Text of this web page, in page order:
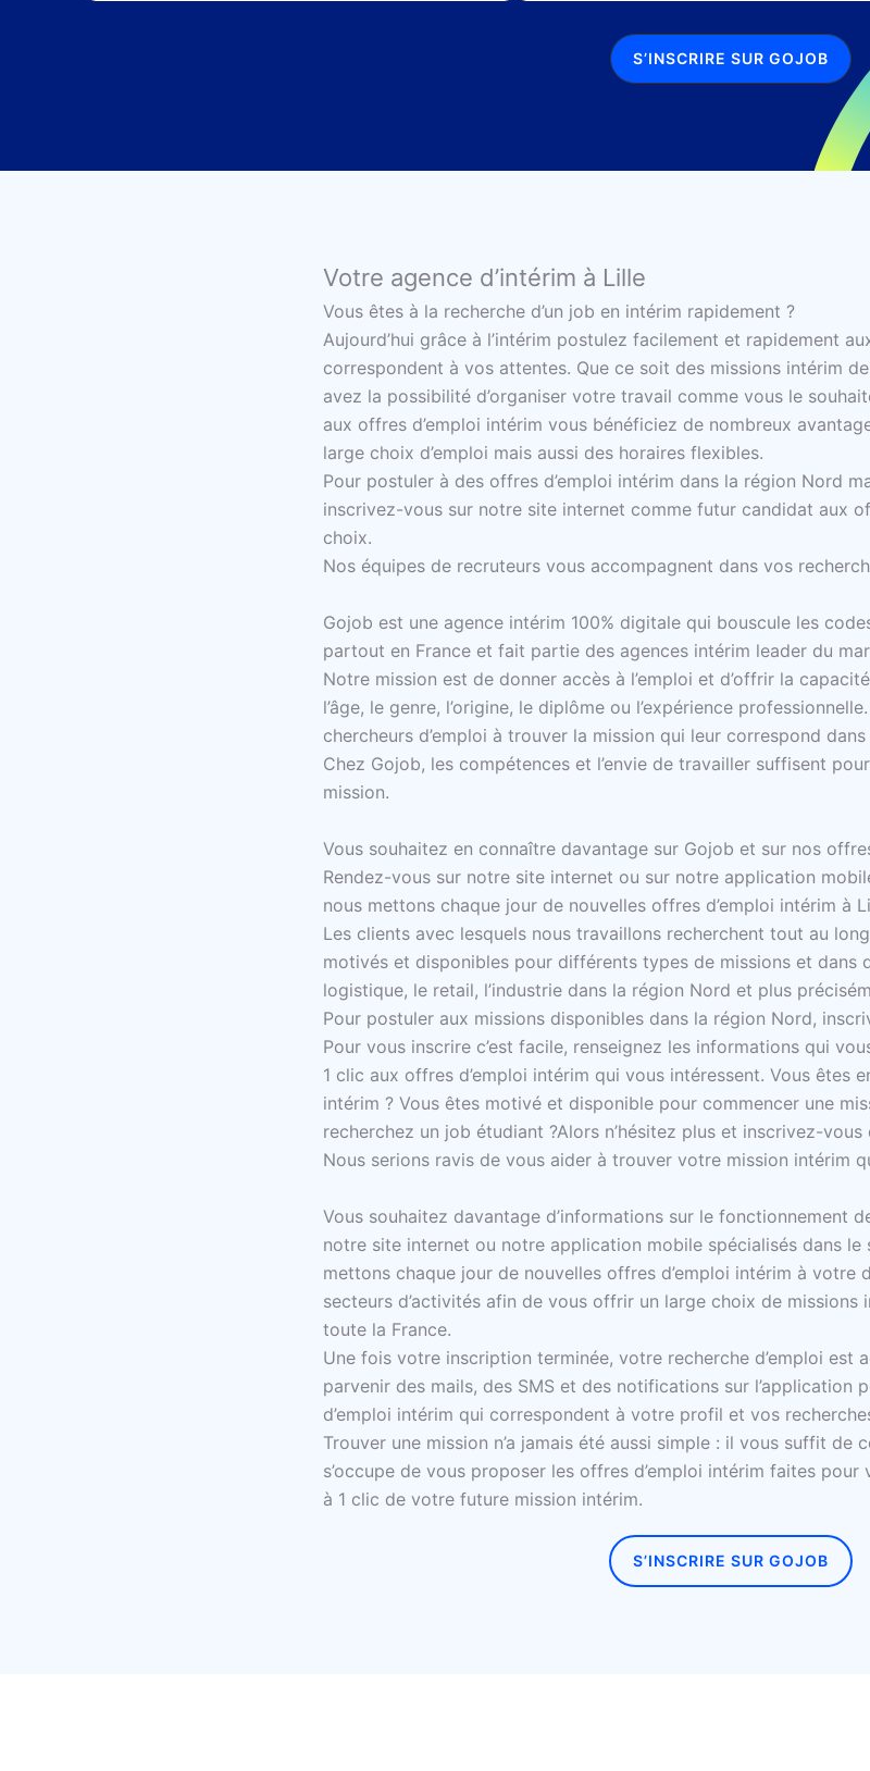
S’INSCRIRE SUR GOJOB
Votre agence d’intérim à Lille
Vous êtes à la recherche d’un job en intérim rapidement ?
Aujourd’hui grâce à l’intérim postulez facilement et rapidement
correspondent à vos attentes. Que ce soit des missions intérim
avez la possibilité d’organiser votre travail comme vous le
aux offres d’emploi intérim vous bénéficiez de nombreux
large choix d’emploi mais aussi des horaires flexibles.
Pour postuler à des offres d’emploi intérim dans la région Nord
inscrivez-vous sur notre site internet comme futur candidat aux
choix.
Nos équipes de recruteurs vous accompagnent dans vos
Gojob est une agence intérim 100% digitale qui bouscule les
partout en France et fait partie des agences intérim leader du
Notre mission est de donner accès à l’emploi et d’offrir la
l’âge, le genre, l’origine, le diplôme ou l’expérience
chercheurs d’emploi à trouver la mission qui leur correspond
Chez Gojob, les compétences et l’envie de travailler suffisent
mission.
Vous souhaitez en connaître davantage sur Gojob et sur nos
Rendez-vous sur notre site internet ou sur notre application
nous mettons chaque jour de nouvelles offres d’emploi intérim à
Les clients avec lesquels nous travaillons recherchent tout au
motivés et disponibles pour différents types de missions et dans
logistique, le retail, l’industrie dans la région Nord et plus
Pour postuler aux missions disponibles dans la région Nord,
Pour vous inscrire c’est facile, renseignez les informations qui
1 clic aux offres d’emploi intérim qui vous intéressent. Vous êtes
intérim ? Vous êtes motivé et disponible pour commencer une
recherchez un job étudiant ?Alors n’hésitez plus et inscrivez-
Nous serions ravis de vous aider à trouver votre mission intérim
Vous souhaitez davantage d’informations sur le fonctionnement
notre site internet ou notre application mobile spécialisés dans le
mettons chaque jour de nouvelles offres d’emploi intérim à votre
secteurs d’activités afin de vous offrir un large choix de missions
toute la France.
Une fois votre inscription terminée, votre recherche d’emploi est
parvenir des mails, des SMS et des notifications sur l’application
d’emploi intérim qui correspondent à votre profil et vos
Trouver une mission n’a jamais été aussi simple : il vous suffit
s’occupe de vous proposer les offres d’emploi intérim faites pour
à 1 clic de votre future mission intérim.
S’INSCRIRE SUR GOJOB